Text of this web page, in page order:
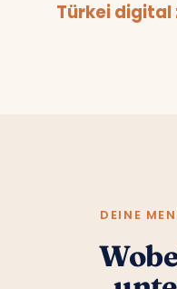
Türkei digital
DEINE